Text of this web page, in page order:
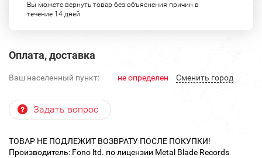
Вы можете вернуть товар без объяснения причин в
течение 14 дней
Оплата, доставка
Ваш населенный пункт: не определен Cменить город
Задать вопрос
ТОВАР НЕ ПОДЛЕЖИТ ВОЗВРАТУ ПОСЛЕ ПОКУПКИ!
Производитель: Fono ltd. по лицензии Metal Blade Records